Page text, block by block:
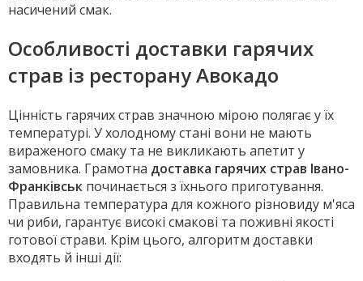
насичений смак.
Особливості доставки гарячих
страв із ресторану Авокадо
Цінність гарячих страв значною мірою полягає у їх
температурі. У холодному стані вони не мають
вираженого смаку та не викликають апетит у
замовника. Грамотна доставка гарячих страв Івано-
Франківськ починається з їхнього приготування.
Правильна температура для кожного різновиду м'яса
чи риби, гарантує високі смакові та поживні якості
готової страви. Крім цього, алгоритм доставки
входять й інші дії: